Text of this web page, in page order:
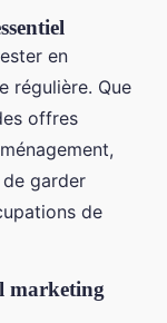
en
régulière. Que
offres
garder
de
marketing